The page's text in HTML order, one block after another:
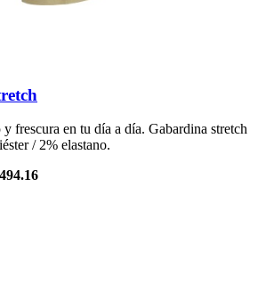
frescura en tu día a día. Gabardina stretch
/ 2% elastano.